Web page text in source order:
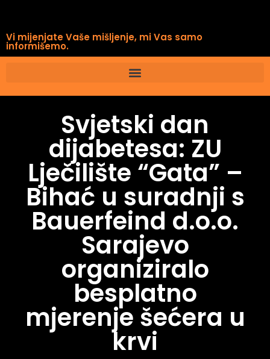
Vi mijenjate Vaše mišljenje, mi Vas samo
informišemo.
Svjetski dan
dijabetesa: ZU
Lječilište “Gata” –
Bihać u suradnji s
Bauerfeind d.o.o.
Sarajevo
organiziralo
besplatno
mjerenje šećera u
krvi